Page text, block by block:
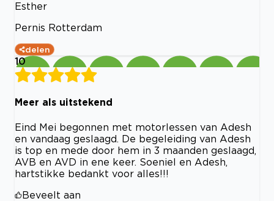
Esther
Pernis Rotterdam
delen
10
Meer als uitstekend
Eind Mei begonnen met motorlessen van Adesh
en vandaag geslaagd. De begeleiding van Adesh
is top en mede door hem in 3 maanden geslaagd,
AVB en AVD in ene keer. Soeniel en Adesh,
hartstikke bedankt voor alles!!!
Beveelt aan